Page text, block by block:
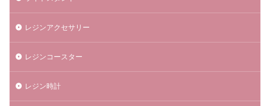
レジンアクセサリー
レジンコースター
レジン時計